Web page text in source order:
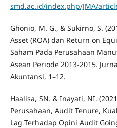
smd.ac.id/index.php/JMA/
Ghonio, M. G., & Sukirno, S.
Asset (ROA) dan Return on
Saham Pada Perusahaan
Asean Periode 2013-2015.
Akuntansi, 1–12.
Haalisa, SN. & Inayati, NI.
Perusahaan, Audit Tenure,
Lag Terhadap Opini Audit